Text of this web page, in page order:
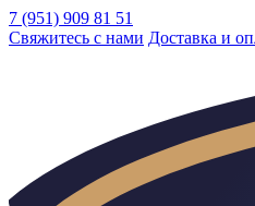
7 (951) 909 81 51
Свяжитесь с нами Доставка и